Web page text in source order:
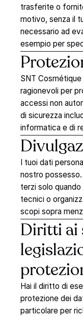
trasferite o
motivo, senza il
necessario ad
esempio per
SNT
ragionevoli per
accessi non
di sicurezza
informatica e di
I tuoi dati
nostro possesso.
terzi solo
tecnici o
scopi sopra
Diritti ai
Hai il diritto di
protezione dei
particolare per